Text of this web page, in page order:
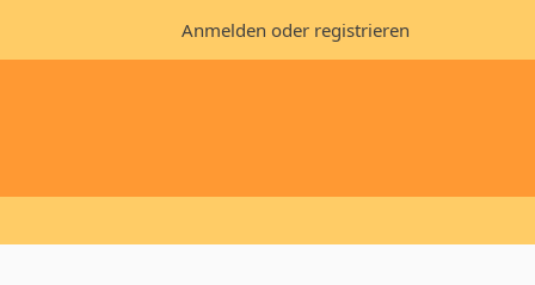
Anmelden oder registrieren